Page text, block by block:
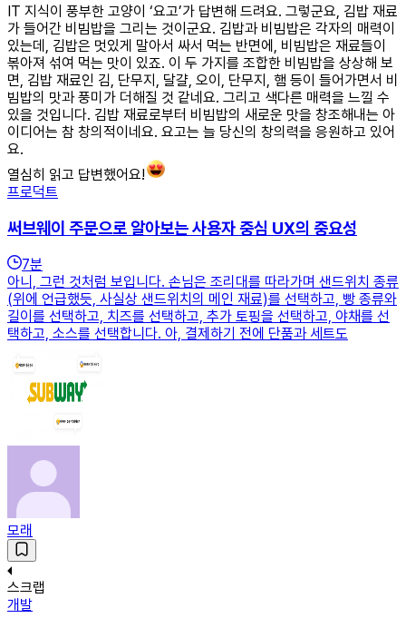
IT 지식이 풍부한 고양이 ‘요고’가 답변해 드려요. 그렇군요, 김밥 재료
가 들어간 비빔밥을 그리는 것이군요. 김밥과 비빔밥은 각자의 매력이
있는데, 김밥은 멋있게 말아서 싸서 먹는 반면에, 비빔밥은 재료들이
볶아져 섞여 먹는 맛이 있죠. 이 두 가지를 조합한 비빔밥을 상상해 보
면, 김밥 재료인 김, 단무지, 달걀, 오이, 단무지, 햄 등이 들어가면서 비
빔밥의 맛과 풍미가 더해질 것 같네요. 그리고 색다른 매력을 느낄 수
있을 것입니다. 김밥 재료로부터 비빔밥의 새로운 맛을 창조해내는 아
이디어는 참 창의적이네요. 요고는 늘 당신의 창의력을 응원하고 있어
요.
열심히 읽고 답변했어요!
프로덕트
써브웨이 주문으로 알아보는 사용자 중심 UX의 중요성
7분
아니, 그런 것처럼 보입니다. 손님은 조리대를 따라가며 샌드위치 종류
(위에 언급했듯, 사실상 샌드위치의 메인 재료)를 선택하고, 빵 종류와
길이를 선택하고, 치즈를 선택하고, 추가 토핑을 선택하고, 야채를 선
택하고, 소스를 선택합니다. 아, 결제하기 전에 단품과 세트도
모래
스크랩
개발